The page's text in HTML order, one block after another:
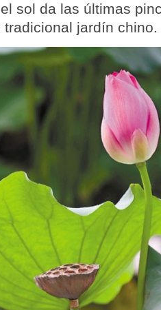
sol da las últimas
jardín chino.